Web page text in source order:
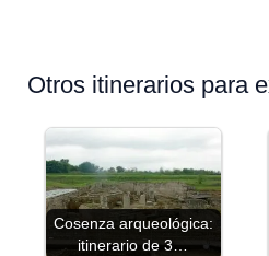
Otros itinerarios para
Cosenza arqueológica:
itinerario de 3…